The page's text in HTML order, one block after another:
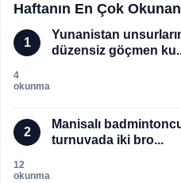
Haftanın En Çok
1
Yunanistan
düzensiz göçmen
4
okunma
2
Manisalı
turnuvada iki bro...
12
okunma